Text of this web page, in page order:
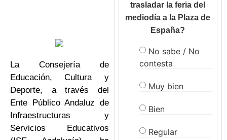
La Consejería de
Educación, Cultura y
Deporte, a través del
Ente Público Andaluz de
Infraestructuras y
Servicios Educativos
trasladar la feria del
mediodía a la Plaza de
España?
No sabe / No
contesta
Muy bien
Bien
Regular